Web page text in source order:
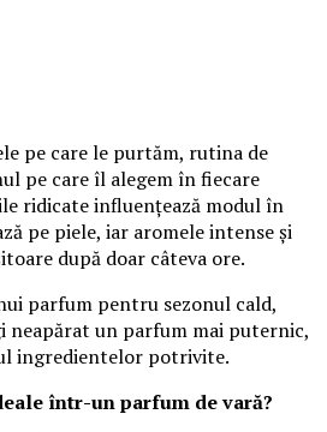
pe care le purtăm, rutina de
pe care îl alegem în fiecare
ridicate influențează modul în
pe piele, iar aromele intense și
după doar câteva ore.
parfum pentru sezonul cald,
neapărat un parfum mai puternic,
ingredientelor potrivite.
într-un parfum de vară?